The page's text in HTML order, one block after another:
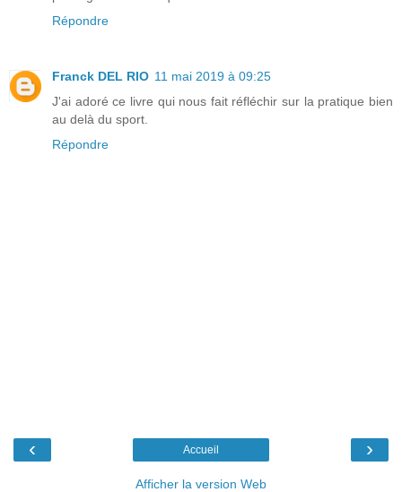
Répondre
Franck DEL RIO 11 mai 2019 à 09:25
J'ai adoré ce livre qui nous fait réfléchir sur la pratique bien
au delà du sport.
Répondre
‹ ›
Accueil
Afficher la version Web